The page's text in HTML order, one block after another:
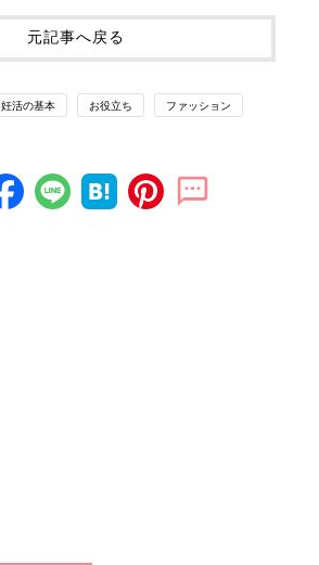
元記事へ戻る
妊活の基本 お役立ち ファッション